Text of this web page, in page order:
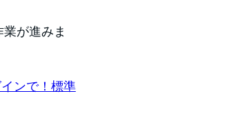
が進みま
ンで！標準